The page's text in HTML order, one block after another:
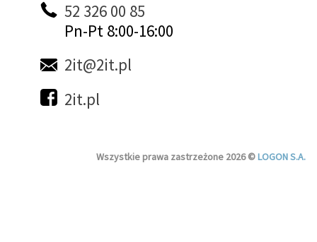
52 326 00 85
Pn-Pt 8:00-16:00
2it@2it.pl
2it.pl
Wszystkie prawa zastrzeżone 2026 ©LOGON S.A.